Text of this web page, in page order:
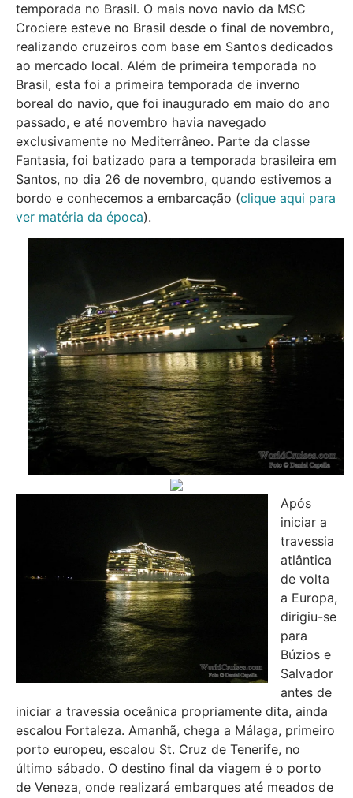
temporada no Brasil. O mais novo navio da MSC
Crociere esteve no Brasil desde o final de novembro,
realizando cruzeiros com base em Santos dedicados
ao mercado local. Além de primeira temporada no
Brasil, esta foi a primeira temporada de inverno
boreal do navio, que foi inaugurado em maio do ano
passado, e até novembro havia navegado
exclusivamente no Mediterrâneo. Parte da classe
Fantasia, foi batizado para a temporada brasileira em
Santos, no dia 26 de novembro, quando estivemos a
bordo e conhecemos a embarcação (clique aqui para
ver matéria da época).
Após
iniciar a
travessia
atlântica
de volta
a Europa,
dirigiu-se
para
Búzios e
Salvador
antes de
iniciar a travessia oceânica propriamente dita, ainda
escalou Fortaleza. Amanhã, chega a Málaga, primeiro
porto europeu, escalou St. Cruz de Tenerife, no
último sábado. O destino final da viagem é o porto
de Veneza, onde realizará embarques até meados de